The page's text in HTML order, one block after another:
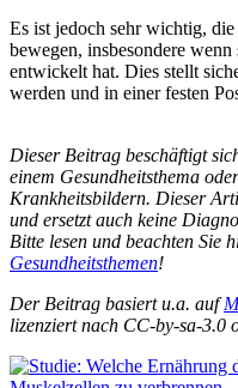
Es ist jedoch sehr wichtig,
bewegen, insbesondere
entwickelt hat. Dies stellt
werden und in einer festen
Dieser Beitrag beschäftigt
einem Gesundheitsthema
Krankheitsbildern. Dieser
und ersetzt auch keine
Bitte lesen und beachten Sie
Gesundheitsthemen!
Der Beitrag basiert u.a. auf
lizenziert nach CC-by-sa-3.0